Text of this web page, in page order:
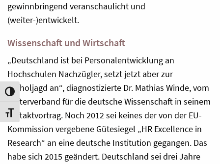
Umschalten auf hohe Kontraste
Schrift vergrößern
gewinnbringend veranschaulicht und
(weiter-)entwickelt.
Wissenschaft und Wirtschaft
„Deutschland ist bei Personalentwicklung an
Hochschulen Nachzügler, setzt jetzt aber zur
Aufholjagd an“, diagnostizierte Dr. Mathias Winde, vom
Stifterverband für die deutsche Wissenschaft in seinem
Auftaktvortrag. Noch 2012 sei keines der von der EU-
Kommission vergebene Gütesiegel „HR Excellence in
Research“ an eine deutsche Institution gegangen. Das
habe sich 2015 geändert. Deutschland sei drei Jahre